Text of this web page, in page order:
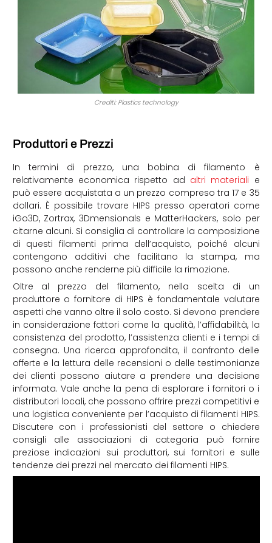
Crediti: Plastics technology
Produttori e Prezzi
In termini di prezzo, una bobina di filamento è
relativamente economica rispetto ad altri materiali e
può essere acquistata a un prezzo compreso tra 17 e 35
dollari. È possibile trovare HIPS presso operatori come
iGo3D, Zortrax, 3Dmensionals e MatterHackers, solo per
citarne alcuni. Si consiglia di controllare la composizione
di questi filamenti prima dell’acquisto, poiché alcuni
contengono additivi che facilitano la stampa, ma
possono anche renderne più difficile la rimozione.
Oltre al prezzo del filamento, nella scelta di un
produttore o fornitore di HIPS è fondamentale valutare
aspetti che vanno oltre il solo costo. Si devono prendere
in considerazione fattori come la qualità, l’affidabilità, la
consistenza del prodotto, l’assistenza clienti e i tempi di
consegna. Una ricerca approfondita, il confronto delle
offerte e la lettura delle recensioni o delle testimonianze
dei clienti possono aiutare a prendere una decisione
informata. Vale anche la pena di esplorare i fornitori o i
distributori locali, che possono offrire prezzi competitivi e
una logistica conveniente per l’acquisto di filamenti HIPS.
Discutere con i professionisti del settore o chiedere
consigli alle associazioni di categoria può fornire
preziose indicazioni sui produttori, sui fornitori e sulle
tendenze dei prezzi nel mercato dei filamenti HIPS.